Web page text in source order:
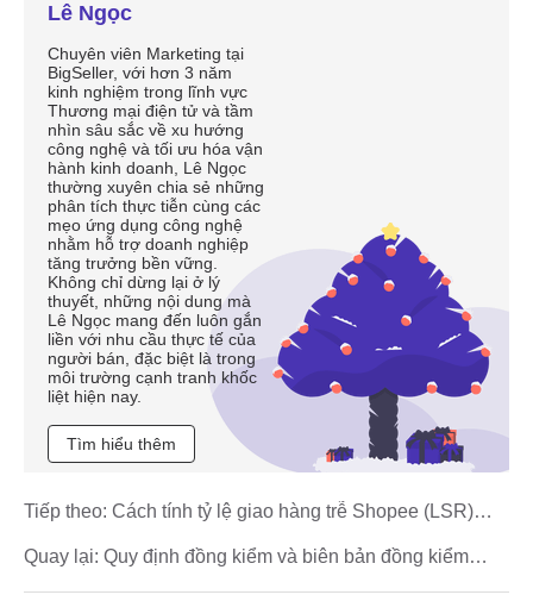
Lê Ngọc
Chuyên viên Marketing tại
BigSeller, với hơn 3 năm
kinh nghiệm trong lĩnh vực
Thương mại điện tử và tầm
nhìn sâu sắc về xu hướng
công nghệ và tối ưu hóa vận
hành kinh doanh, Lê Ngọc
thường xuyên chia sẻ những
phân tích thực tiễn cùng các
mẹo ứng dụng công nghệ
nhằm hỗ trợ doanh nghiệp
tăng trưởng bền vững.
Không chỉ dừng lại ở lý
thuyết, những nội dung mà
Lê Ngọc mang đến luôn gắn
liền với nhu cầu thực tế của
người bán, đặc biệt là trong
môi trường cạnh tranh khốc
liệt hiện nay.
Tìm hiểu thêm
Quay lại: Quy định đồng kiểm và biên bản đồng kiểm
Tiếp theo: Cách tính tỷ lệ giao hàng trễ Shopee (LSR)